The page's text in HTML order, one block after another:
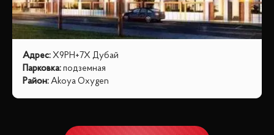
Адрес: X9PH+7X Дубай
Парковка: подземная
Район: Akoya Oxygen